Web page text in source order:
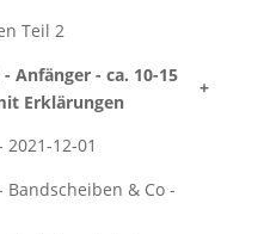
Teil 2
Anfänger - ca. 10-15
Erklärungen
+
12-01
Bandscheiben & Co -